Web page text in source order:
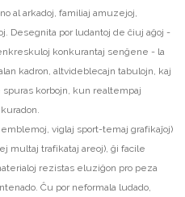
al arkadoj, familiaj amuzejoj,
Desegnita por ludantoj de ĉiuj aĝoj -
konkurantaj senĝene - la
kadron, altvideblecajn tabulojn, kaj
korbojn, kun realtempaj
viglaj sport-temaj grafikaĵoj)
multaj trafikataj areoj), ĝi facile
rezistas eluziĝon pro peza
Ĉu por neformala ludado,